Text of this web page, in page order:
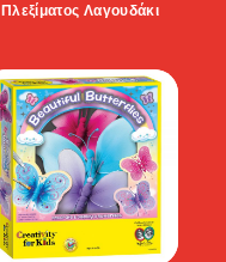
Πλεξίματος Λαγουδάκι